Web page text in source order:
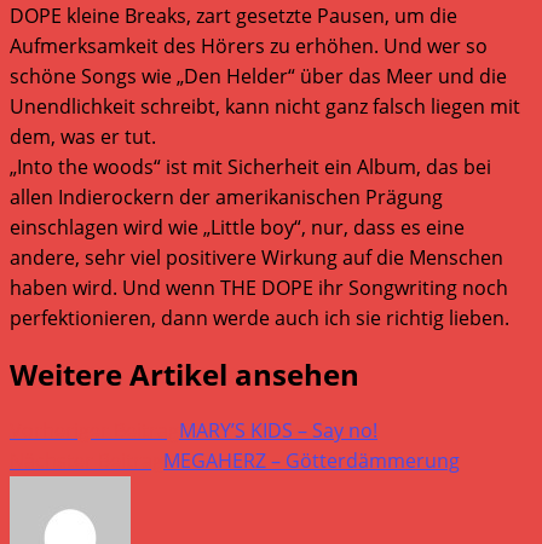
DOPE kleine Breaks, zart gesetzte Pausen, um die
Aufmerksamkeit des Hörers zu erhöhen. Und wer so
schöne Songs wie „Den Helder“ über das Meer und die
Unendlichkeit schreibt, kann nicht ganz falsch liegen mit
dem, was er tut.
„Into the woods“ ist mit Sicherheit ein Album, das bei
allen Indierockern der amerikanischen Prägung
einschlagen wird wie „Little boy“, nur, dass es eine
andere, sehr viel positivere Wirkung auf die Menschen
haben wird. Und wenn THE DOPE ihr Songwriting noch
perfektionieren, dann werde auch ich sie richtig lieben.
Weitere Artikel ansehen
MARY’S KIDS – Say no!
MEGAHERZ – Götterdämmerung